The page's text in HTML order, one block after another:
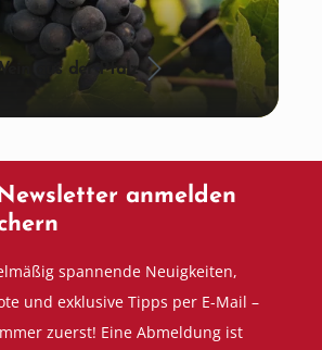
aus der Pfalz
anmelden
spannende Neuigkeiten,
und exklusive Tipps per E-Mail –
zuerst! Eine Abmeldung ist